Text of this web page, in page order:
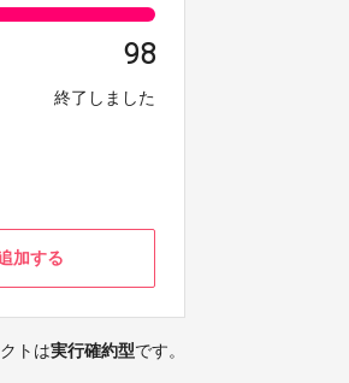
98
終了しました
加する
トは実行確約型です。